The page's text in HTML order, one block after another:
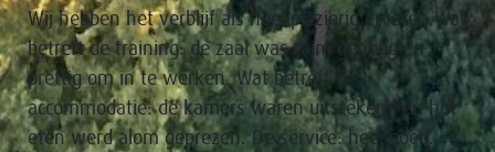
Wij hebben het verblijf als heel plezierig ervaren.Wat
betreft de training: de zaal was ruim genoeg en
prettig om in te werken. Wat betreft de
accommodatie: de kamers waren uitstekend en het
eten werd alom geprezen. De service: heel goed.